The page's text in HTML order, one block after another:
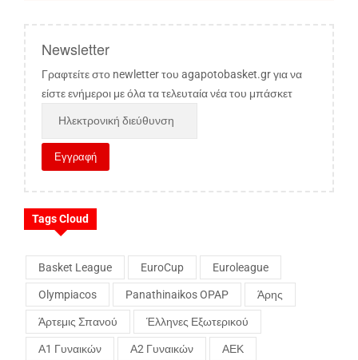
Newsletter
Γραφτείτε στο newletter του agapotobasket.gr για να
είστε ενήμεροι με όλα τα τελευταία νέα του μπάσκετ
Tags Cloud
Basket League EuroCup Euroleague
Olympiacos Panathinaikos OPAP Άρης
Άρτεμις Σπανού Έλληνες Εξωτερικού
Α1 Γυναικών Α2 Γυναικών ΑΕΚ